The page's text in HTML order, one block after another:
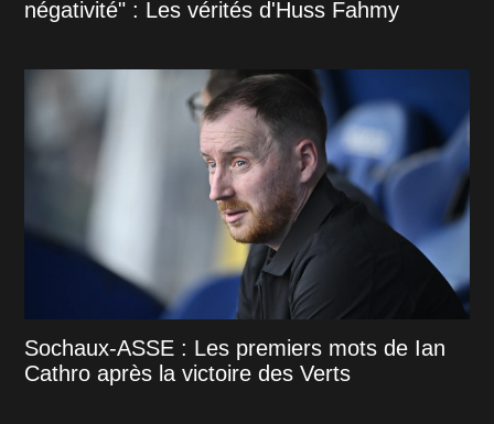
négativité" : Les vérités d'Huss Fahmy
Sochaux-ASSE : Les premiers mots de Ian
Cathro après la victoire des Verts